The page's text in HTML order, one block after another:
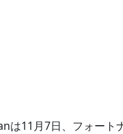
は11月7日、フォート